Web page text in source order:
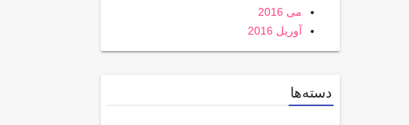
می 2016
آوریل 2016
دسته‌ها